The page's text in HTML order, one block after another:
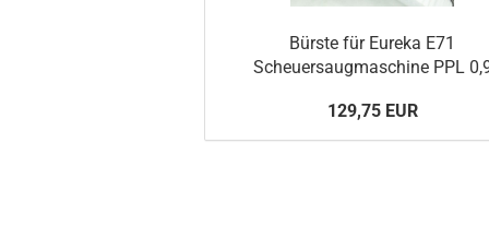
Bürste für Eureka E71
Scheuersaugmaschine PPL
129,75 EUR